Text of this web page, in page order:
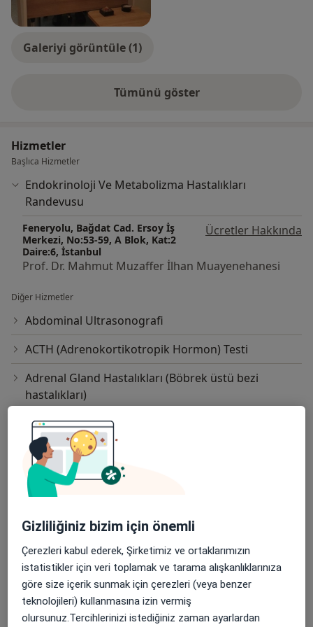
Söğütlüçeşme'de özel muayenehanesinde hasta
kabulüne devam etmektedir. 2024 yılında Profesör
Galeriyi görüntüle (1)
Tümünü gösterdeneyim hakkında
Hizmetler
Başlıca Hizmetler
Endokrinoloji Ve Metabolizma Hastalıkları
Randevusu
Feneryolu, Bağdat Cad. Ersoy İş
Merkezi, No:53-59, A Blok, Kat:2
Daire:6, İstanbul
Ücretler Hakkında
Prof. Dr. Mahmut Muzaffer İlhan Muayenehanesi
Diğer Hizmetler
Abdominal Ultrasonografi
ACTH (Adrenokortikotropik Hormon) Testi
Adrenal Gland Hastalıkları (Böbrek üstü bezi
hastalıkları)
Adrenal Gland hastalıkları (Böbrek üstü bezi
hastalıkları)(Cushing sendromu, Addison hastalığı,
böbrek üstü bezi kitleleri..)
Adrenalektomi
Anti-Mikrozomal Antikor(Anti-M)(Tiroid Peroksidaz
Testi)
Bilgisayarlı Tomografi Taraması(Bt)
Boyun USG
Gizliliğiniz bizim için önemli
Çerezleri kabul ederek, Şirketimiz ve ortaklarımızın
istatistikler için veri toplamak ve tarama alışkanlıklarınıza
göre size içerik sunmak için çerezleri (veya benzer
teknolojileri) kullanmasına izin vermiş
olursunuz.Tercihlerinizi istediğiniz zaman ayarlardan